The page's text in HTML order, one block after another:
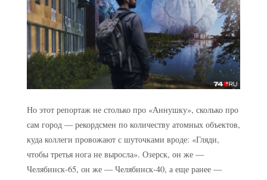
Но этот репортаж не столько про «Аннушку», сколько про
сам город — рекордсмен по количеству атомных объектов,
куда коллеги провожают с шуточками вроде: «Гляди,
чтобы третья нога не выросла». Озерск, он же —
Челябинск-65, он же — Челябинск-40, а еще ранее —